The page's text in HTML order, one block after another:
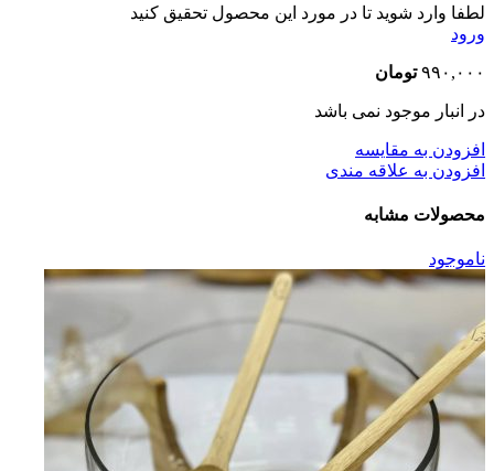
لطفا وارد شوید تا در مورد این محصول تحقیق کنید
ورود
۹۹۰,۰۰۰ تومان
در انبار موجود نمی باشد
افزودن به مقایسه
افزودن به علاقه مندی
محصولات مشابه
ناموجود